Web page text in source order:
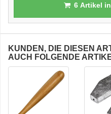
6Artikel in
KUNDEN, DIE DIESEN
AUCH FOLGENDE